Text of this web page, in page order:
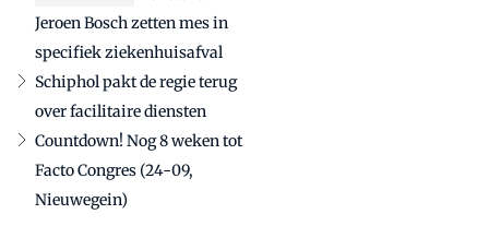
Jeroen Bosch zetten mes in
specifiek ziekenhuisafval
Schiphol pakt de regie terug
over facilitaire diensten
Countdown! Nog 8 weken tot
Facto Congres (24-09,
Nieuwegein)